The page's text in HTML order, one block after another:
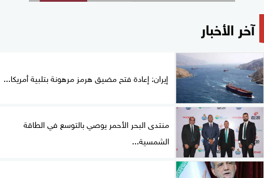
آخر الأخبار
إيران: إعادة فتح مضيق هرمز مرهونة بتلبية أمريكا...
منتدى البحر الأحمر يوصي بالتوسع في الطاقة
الشمسية...